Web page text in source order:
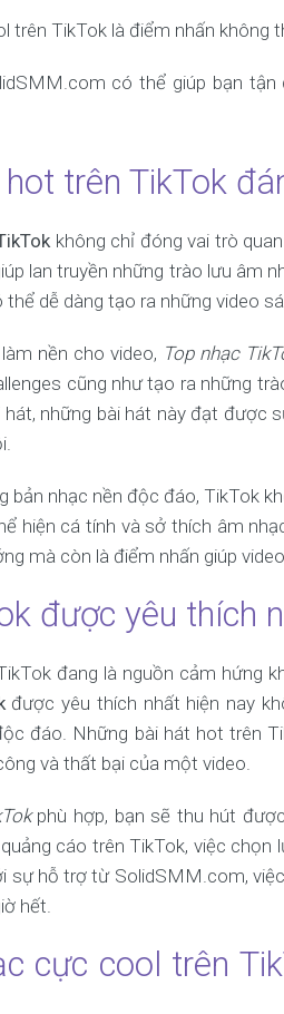
trên TikTok là điểm nhấn không
có thể giúp bạn
trên TikTok
không chỉ đóng vai trò
lan truyền những trào lưu âm
thể dễ dàng tạo ra những video
nền cho video, Top nhạc
cũng như tạo ra những
những bài hát này đạt được
bản nhạc nền độc đáo, TikTok
hiện cá tính và sở thích âm
mà còn là điểm nhấn giúp
được yêu thích
đang là nguồn cảm hứng
được yêu thích nhất hiện nay
đáo. Những bài hát hot trên
và thất bại của một video.
phù hợp, bạn sẽ thu hút
cáo trên TikTok, việc
sự hỗ trợ từ SolidSMM.com,
hết.
cực cool trên